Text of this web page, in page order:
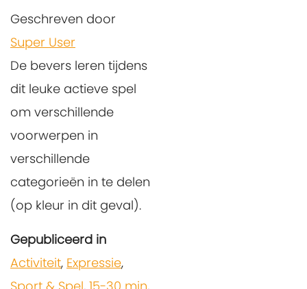
Geschreven door
Super User
De bevers leren tijdens
dit leuke actieve spel
om verschillende
voorwerpen in
verschillende
categorieën in te delen
(op kleur in dit geval).
Gepubliceerd in
Activiteit, Expressie,